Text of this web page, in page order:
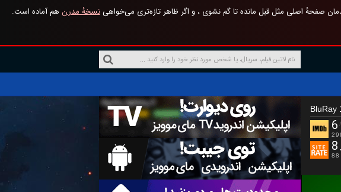
صفحهٔ اصلی مثل قبل مانده تا گم نشوی ، و اگر ظاهر تازه‌تری می‌خواهینسخهٔ مدرن هم آماده است.
BluRay
6
88